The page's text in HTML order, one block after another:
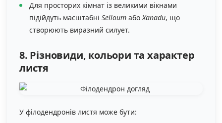
Для просторих кімнат із великими вікнами
підійдуть масштабні SelloumабоXanadu, що
створюють виразний силует.
8. Різновиди, кольори та характер
листя
У філодендронів листя може бути: